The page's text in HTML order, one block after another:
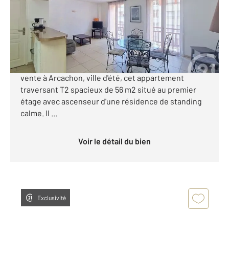
Appartement T2 à vendre
375 000 €
[ Appartement T2 traversant Centre-ville Arcachon ]
CENTURY 21 Duprat & Associés vous propose à la
vente à Arcachon, ville d'été, cet appartement
traversant T2 spacieux de 56 m2 situé au premier
étage avec ascenseur d'une résidence de standing
calme. Il ...
Voir le détail du bien
Exclusivité